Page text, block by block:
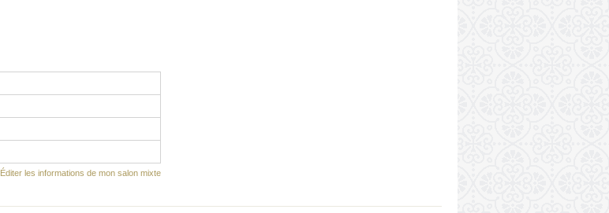
Éditer les informations de mon salon mixte